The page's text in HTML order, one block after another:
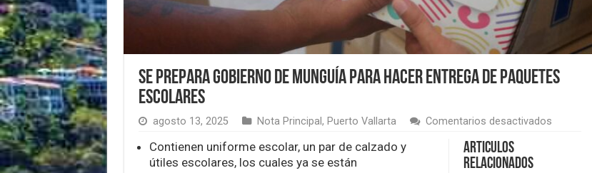
Se prepara gobierno de Munguía para hacer entrega de paquetes
escolares
agosto 13, 2025 Nota Principal , Puerto Vallarta Comentarios desactivadosen
Articulos
Relacionados
Contienen uniforme escolar, un par de calzado y
útiles escolares, los cuales ya se están